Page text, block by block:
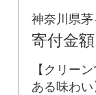
ヒー ド
種セッ
神奈川県
寄付金額
【クリー
ある味わ